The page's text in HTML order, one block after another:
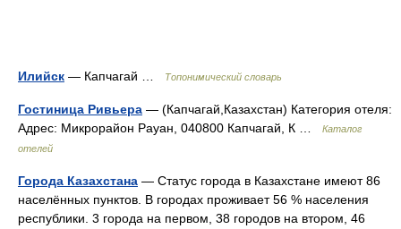
Илийск — Капчагай … Топонимический словарь
Гостиница Ривьера — (Капчагай,Казахстан) Категория отеля:
Адрес: Микрорайон Рауан, 040800 Капчагай, К …
Каталог
отелей
Города Казахстана — Статус города в Казахстане имеют 86
населённых пунктов. В городах проживает 56 % населения
республики. 3 города на первом, 38 городов на втором, 46